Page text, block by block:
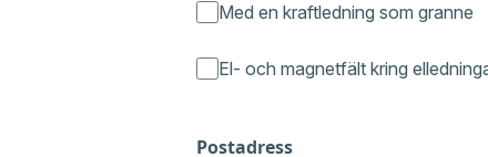
Med en kraftledning som granne
El- och magnetfält kring
Postadress